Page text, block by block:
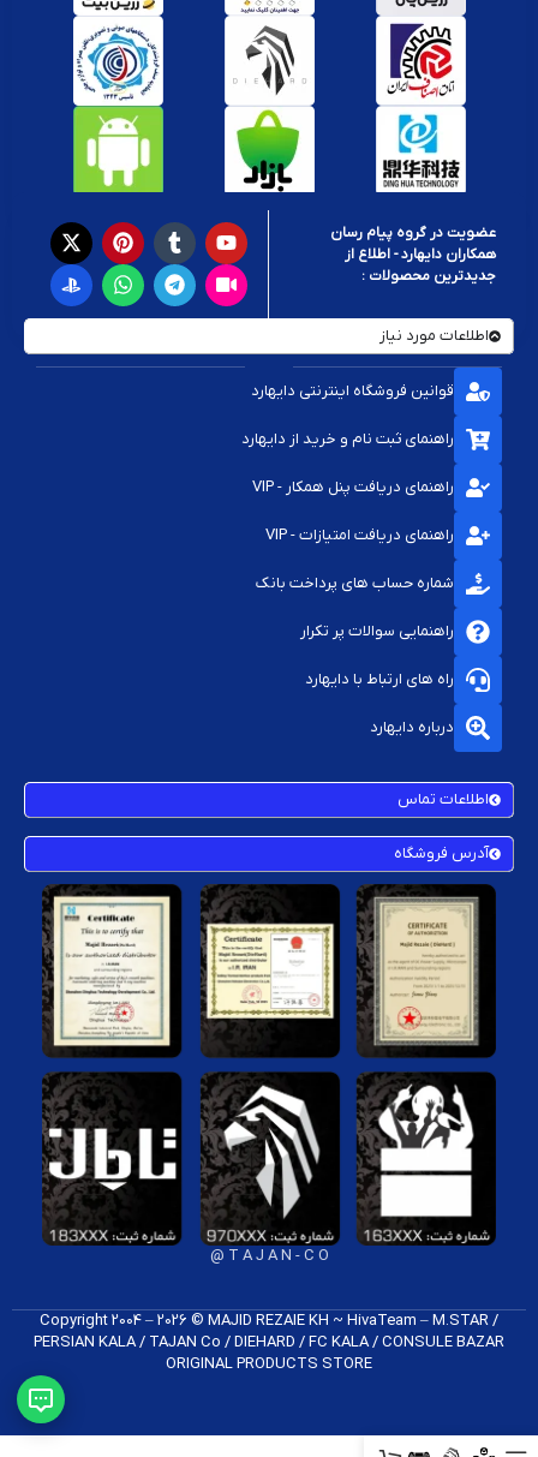
عضویت در گروه پیام رسان
همکاران دایهارد - اطلاع از
جدیدترین محصولات :
اطلاعات مورد نیاز
قوانین فروشگاه اینترنتی دایهارد
راهنمای ثبت نام و خرید از دایهارد
راهنمای دریافت پنل همکار - VIP
راهنمای دریافت امتیازات - VIP
شماره حساب های پرداخت بانک
راهنمایی سوالات پر تکرار
راه های ارتباط با دایهارد
درباره دایهارد
اطلاعات تماس
آدرس فروشگاه
T A J A N - C O @
Copyright 2004 – 2026 © MAJID REZAIE KH ~ HivaTeam – M.STAR /
PERSIAN KALA / TAJAN Co / DIEHARD / FC K​ALA / CONSULE BAZAR
ORIGINAL PRODUCTS​ STORE